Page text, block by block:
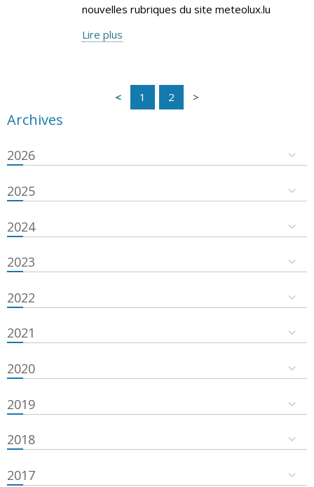
nouvelles rubriques du site meteolux.lu
Lire plus
1 2
Archives
2026
2025
2024
2023
2022
2021
2020
2019
2018
2017